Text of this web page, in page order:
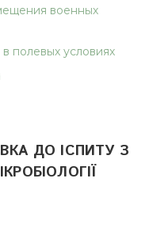
военных
полевых условиях
ДО ІСПИТУ З